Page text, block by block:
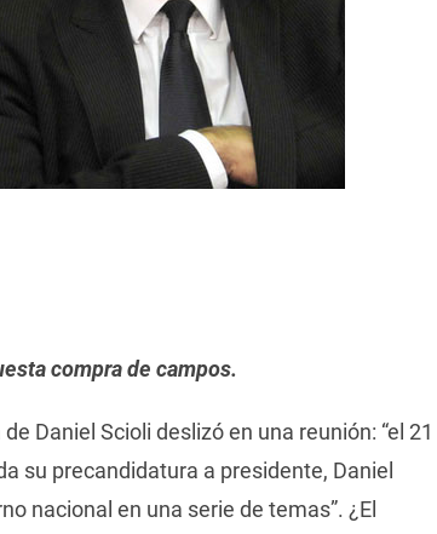
compra de campos.
Daniel Scioli deslizó en una reunión: “el 21
su precandidatura a presidente, Daniel
nacional en una serie de temas”. ¿El